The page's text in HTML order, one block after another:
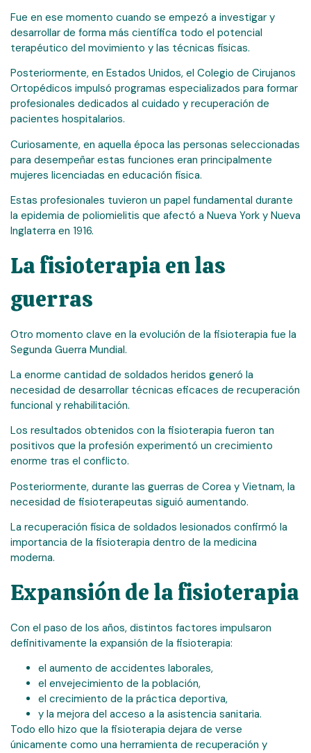
Fue en ese momento cuando se empezó a investigar y
desarrollar de forma más científica todo el potencial
terapéutico del movimiento y las técnicas físicas.
Posteriormente, en Estados Unidos, el Colegio de Cirujanos
Ortopédicos impulsó programas especializados para formar
profesionales dedicados al cuidado y recuperación de
pacientes hospitalarios.
Curiosamente, en aquella época las personas seleccionadas
para desempeñar estas funciones eran principalmente
mujeres licenciadas en educación física.
Estas profesionales tuvieron un papel fundamental durante
la epidemia de poliomielitis que afectó a Nueva York y Nueva
Inglaterra en 1916.
La fisioterapia en las
guerras
Otro momento clave en la evolución de la fisioterapia fue la
Segunda Guerra Mundial.
La enorme cantidad de soldados heridos generó la
necesidad de desarrollar técnicas eficaces de recuperación
funcional y rehabilitación.
Los resultados obtenidos con la fisioterapia fueron tan
positivos que la profesión experimentó un crecimiento
enorme tras el conflicto.
Posteriormente, durante las guerras de Corea y Vietnam, la
necesidad de fisioterapeutas siguió aumentando.
La recuperación física de soldados lesionados confirmó la
importancia de la fisioterapia dentro de la medicina
moderna.
Expansión de la fisioterapia
Con el paso de los años, distintos factores impulsaron
definitivamente la expansión de la fisioterapia:
el aumento de accidentes laborales,
el envejecimiento de la población,
el crecimiento de la práctica deportiva,
y la mejora del acceso a la asistencia sanitaria.
Todo ello hizo que la fisioterapia dejara de verse
únicamente como una herramienta de recuperación y